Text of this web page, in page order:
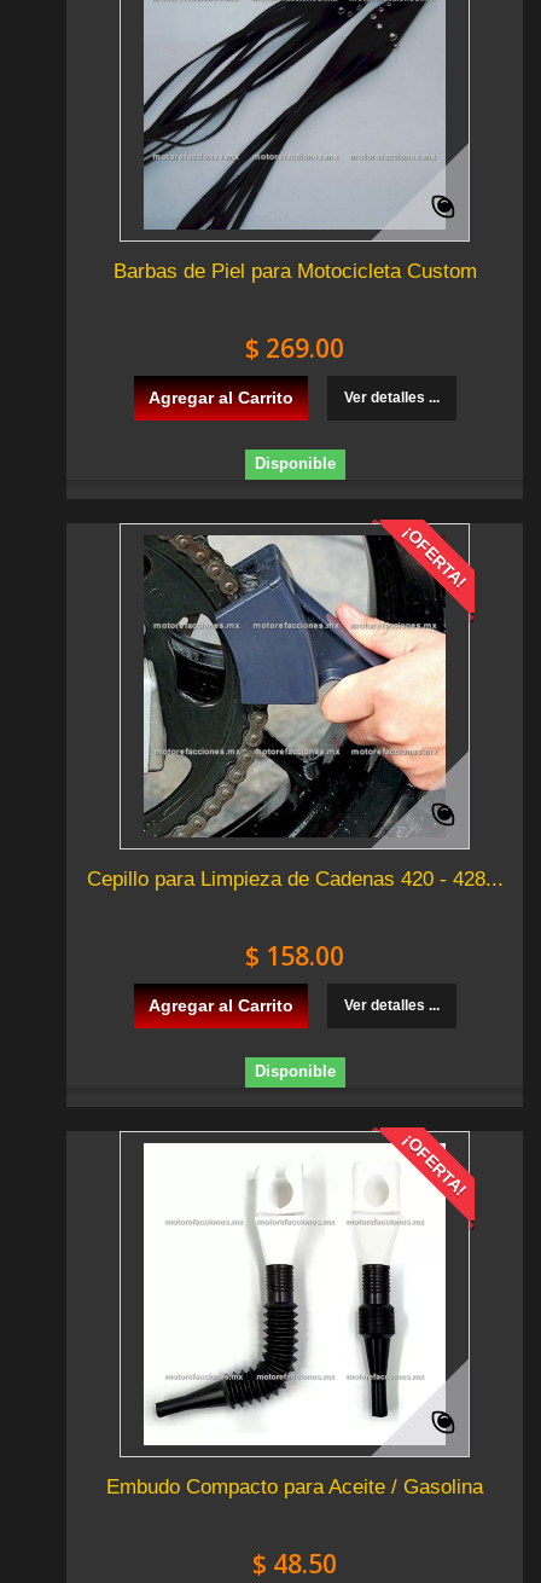
Barbas de Piel para Motocicleta Custom
$ 269.00
Agregar al Carrito Ver detalles ...
Disponible
¡OFERTA!
Cepillo para Limpieza de Cadenas 420 - 428...
$ 158.00
Agregar al Carrito Ver detalles ...
Disponible
¡OFERTA!
Embudo Compacto para Aceite / Gasolina
$ 48.50